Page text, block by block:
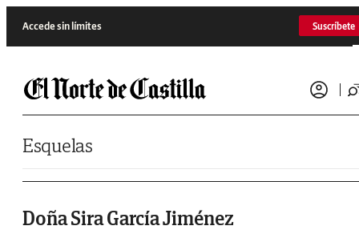
Accede sin límites Suscríbete
Esquelas
Doña Sira García Jiménez